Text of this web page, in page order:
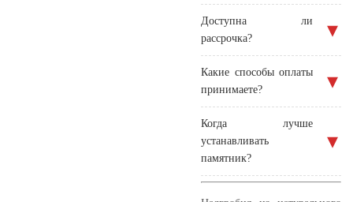
Доступна ли
рассрочка?
Какие способы оплаты
принимаете?
Когда лучше
устанавливать
памятник?